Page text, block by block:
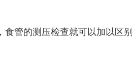
管的测压检查就可以加以区